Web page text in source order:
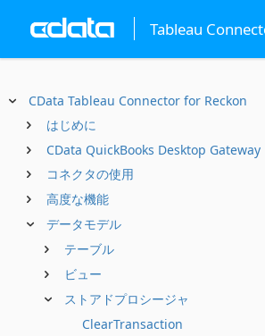
Tableau
CData Tableau Connector for Reckon
はじめに
CData QuickBooks Desktop Gateway
コネクタの使用
高度な機能
データモデル
テーブル
ビュー
ストアドプロシージャ
ClearTransaction